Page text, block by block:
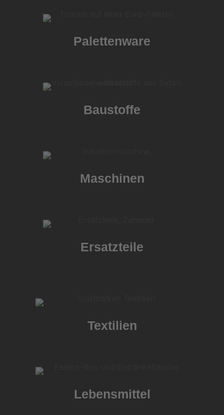
Palettenware
Baustoffe
Maschinen
Ersatzteile
Textilien
Lebensmittel